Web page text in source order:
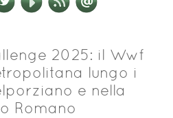
2025: il Wwf
lungo i
e nella
Romano